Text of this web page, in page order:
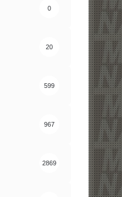
0
20
599
967
2869